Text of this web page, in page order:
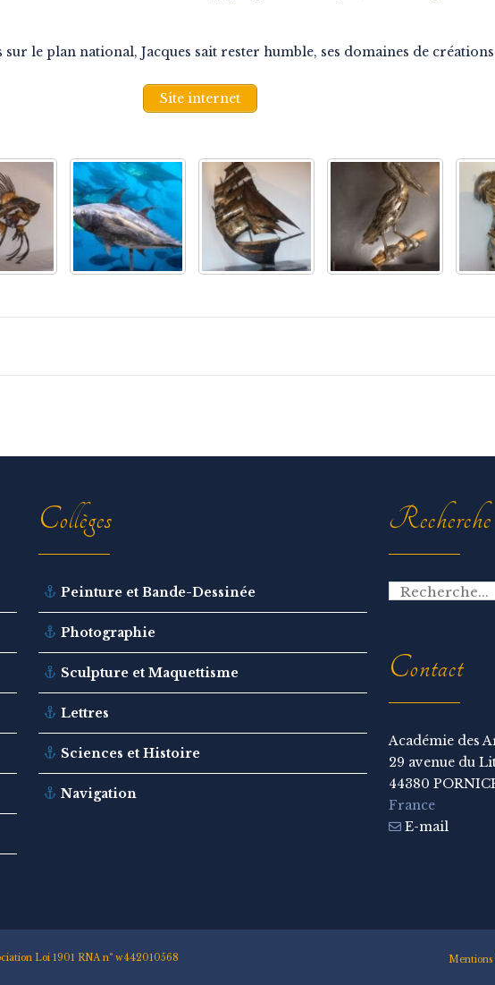
le plan national, Jacques sait rester humble, ses domaines de
Site internet
Collèges
Peinture et Bande-Dessinée
Photographie
Sculpture et Maquettisme
Lettres
Sciences et Histoire
Navigation
Recherche
Contact
Académie des
29 avenue du
44380
France
E-mail
Loi 1901 RNA n° w442010568 Mentions